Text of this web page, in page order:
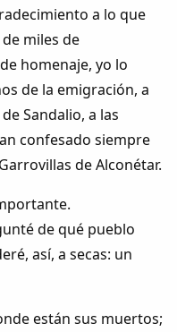
a lo que
miles de
homenaje, yo lo
de la emigración, a
Sandalio, a las
confesado siempre
de Alconétar.
de qué pueblo
así, a secas: un
están sus muertos;